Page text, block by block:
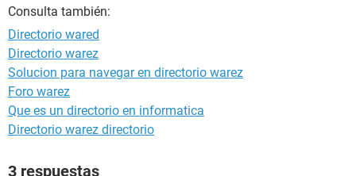
Consulta también:
Directorio wared
Directorio warez
Solucion para navegar en directorio warez
Foro warez
Que es un directorio en informatica
Directorio warez directorio
3 respuestas